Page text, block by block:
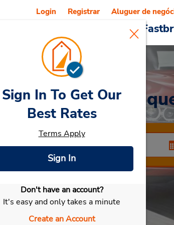
Veículos e serviços
Login Registrar Aluguer de
at Oeste de
Selecionar meu carro
Sign In To Get Our
Best Rates
Terms Apply
Sign In
Don't have an account?
It's easy and only takes a minute
Create an Account